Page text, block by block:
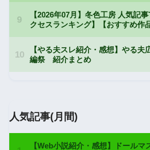
人気記事(月間)